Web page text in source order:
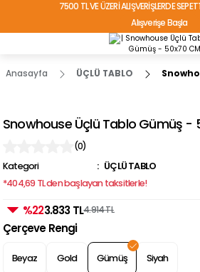
7500 TL VE ÜZERİ ALIŞVERİŞLERDE
Alışverişe Başla
TÜRKİYE'NİN HER YERİNE
Anasayfa ÜÇLÜ TABLO
Snowhouse Üçlü Tablo Gümüş -
(0)
Kategori
ÜÇLÜ TABLO
*404,69 TL den başlayan taksitlerle!
%223.833 TL4.914 TL
Çerçeve Rengi
Beyaz Gold Gümüş Siyah